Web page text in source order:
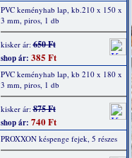
PVC keményhab lap, kb.210 x 150 x
3 mm, piros, 1 db
kisker ár:650 Ft
shop ár: 385 Ft
PVC keményhab lap, kb 210 x 180 x
3 mm, piros, 1 db
kisker ár:875 Ft
shop ár: 740 Ft
PROXXON késpenge fejek, 5 részes